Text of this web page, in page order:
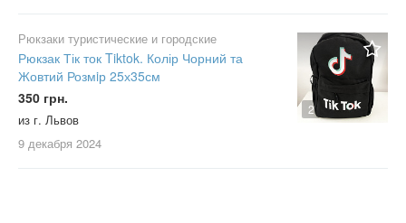
2
Рюкзаки туристические и городские
Рюкзак Тік ток Tiktok. Колір Чорний та
Жовтий Розмiр 25х35см
350 грн.
из г. Львов
9 декабря 2024